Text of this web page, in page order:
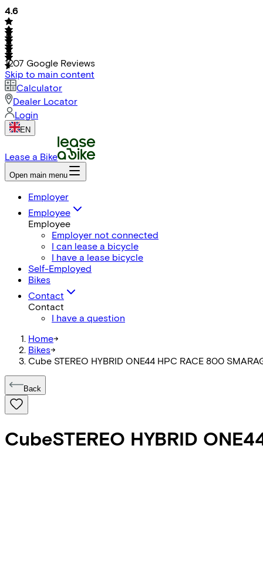
4.6
1207 Google Reviews
Skip to main content
Calculator
Dealer Locator
Login
EN
Lease a Bike
Open main menu
Employer
Employee
Employee
Employer not connected
I can lease a bicycle
I have a lease bicycle
Self-Employed
Bikes
Contact
Contact
I have a question
Home->
Bikes->
Cube STEREO HYBRID ONE44 HPC RACE 800
Back
CubeSTEREO HYBRID